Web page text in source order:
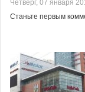
Четверг, 07 января
Станьте первым